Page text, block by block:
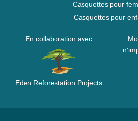
Casquettes pour
Casquettes pour
En collaboration avec
Eden Reforestation Projects